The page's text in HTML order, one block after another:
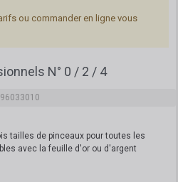
ou commander en ligne vous
N° 0 / 2 / 4
96033010
tailles de pinceaux pour toutes les
avec la feuille d'or ou d'argent